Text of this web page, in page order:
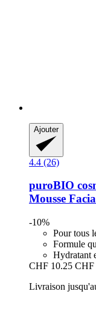
Ajouter
4.4 (26)
puroBIO
Mousse
-10%
Pour tous
Formule
Hydratant
CHF 10.25 CHF
Livraison